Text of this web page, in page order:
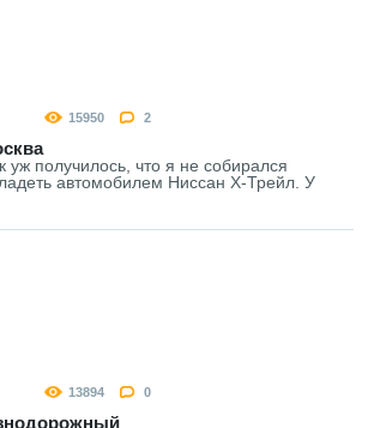
15950 2
уж получилось, что я не собирался
автомобилем Ниссан Х-Трейл. У
13894 0